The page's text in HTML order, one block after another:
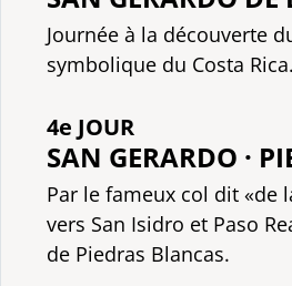
Journée à la découverte
symbolique du Costa Rica.
4e JOUR
SAN GERARDO ·
Par le fameux col dit «de
vers San Isidro et Paso
de Piedras Blancas.